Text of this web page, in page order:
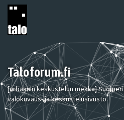
Taloforum.fi
[urbaanin keskustelun mekka]
valokuvaus- ja keskustelusivusto.